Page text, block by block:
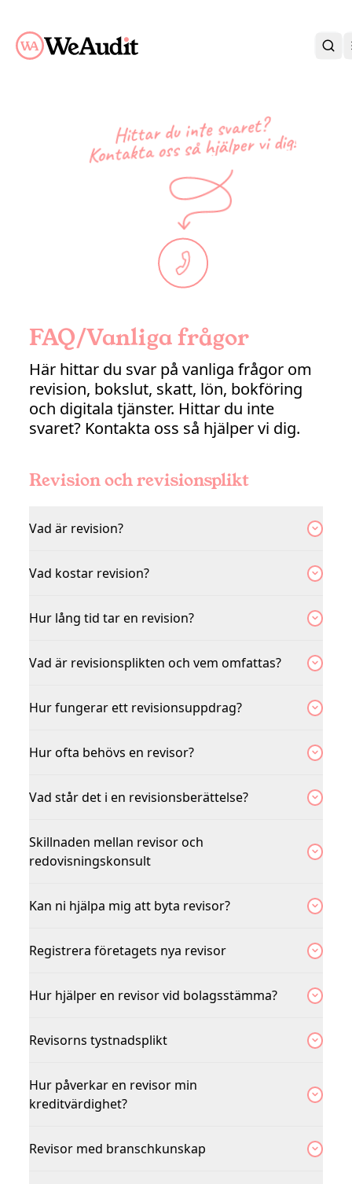
KONTAKT
Hittar du inte svaret?
Kontakta ossså hjälper vi dig!
FAQ/Vanliga frågor
Här hittar du svar på vanliga frågor om
revision, bokslut, skatt, lön, bokföring
och digitala tjänster. Hittar du inte
svaret? Kontakta oss så hjälper vi dig.
Revision och revisionsplikt
Vad är revision?
Vad kostar revision?
Hur lång tid tar en revision?
Vad är revisionsplikten och vem omfattas?
Hur fungerar ett revisionsuppdrag?
Hur ofta behövs en revisor?
Vad står det i en revisionsberättelse?
Skillnaden mellan revisor och
redovisningskonsult
Kan ni hjälpa mig att byta revisor?
Registrera företagets nya revisor
Hur hjälper en revisor vid bolagsstämma?
Revisorns tystnadsplikt
Hur påverkar en revisor min
kreditvärdighet?
Revisor med branschkunskap